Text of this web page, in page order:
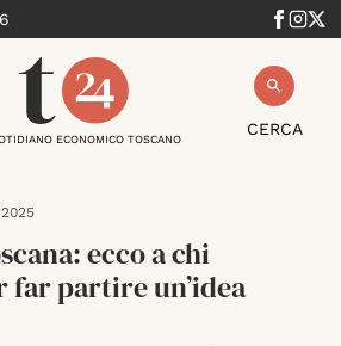
CERCA
ECONOMICO TOSCANO
ecco a chi
partire un’idea